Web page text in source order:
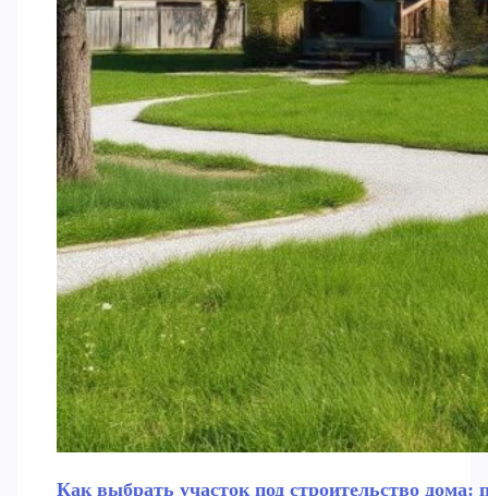
Как выбрать участок под строительство дома: